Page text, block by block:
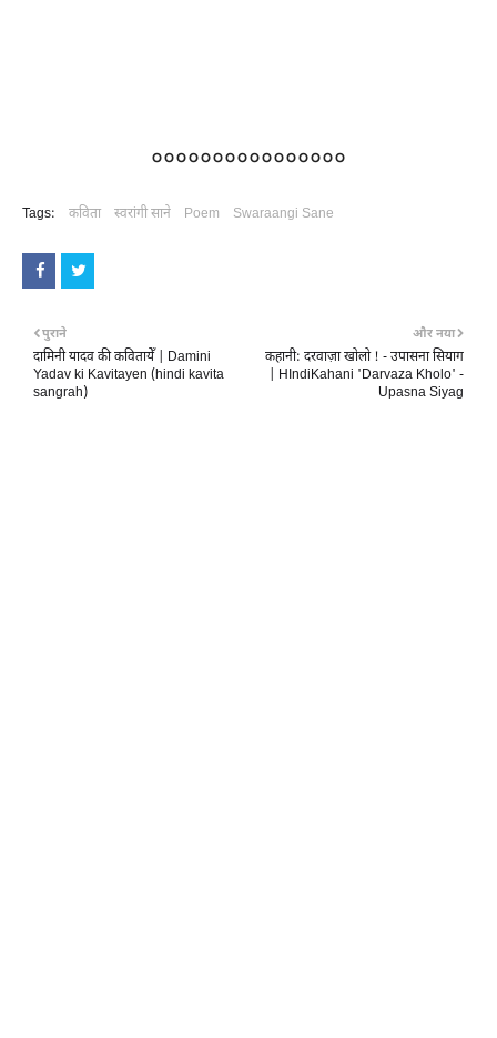
००००००००००००००००
Tags: कविता स्वरांगी साने Poem Swaraangi Sane
और नया
कहानी: दरवाज़ा खोलो ! - उपासना सियाग
| HIndiKahani 'Darvaza Kholo' -
Upasna Siyag
पुराने
दामिनी यादव की कवितायेँ | Damini
Yadav ki Kavitayen (hindi kavita
sangrah)